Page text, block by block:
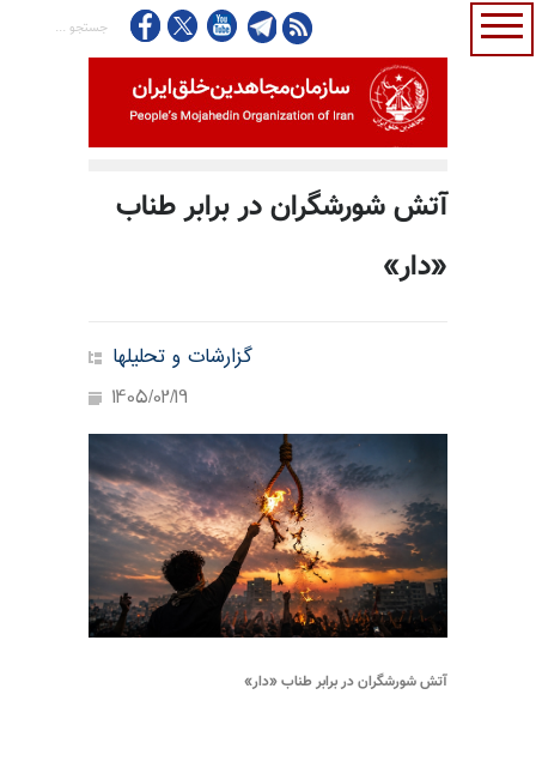
آتش شورشگران در برابر طناب
«دار»
گزارشات و تحلیلها
1405/02/19
آتش شورشگران در برابر طناب «دار»